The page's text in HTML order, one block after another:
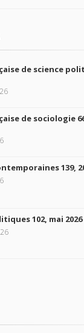
de science
de sociologie
139,
102, mai 2026